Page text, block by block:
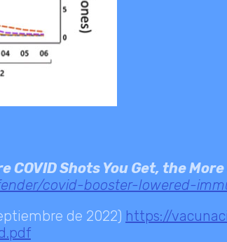
COVID Shots You Get, the More
covid-booster-lowered-
de 2022) https://